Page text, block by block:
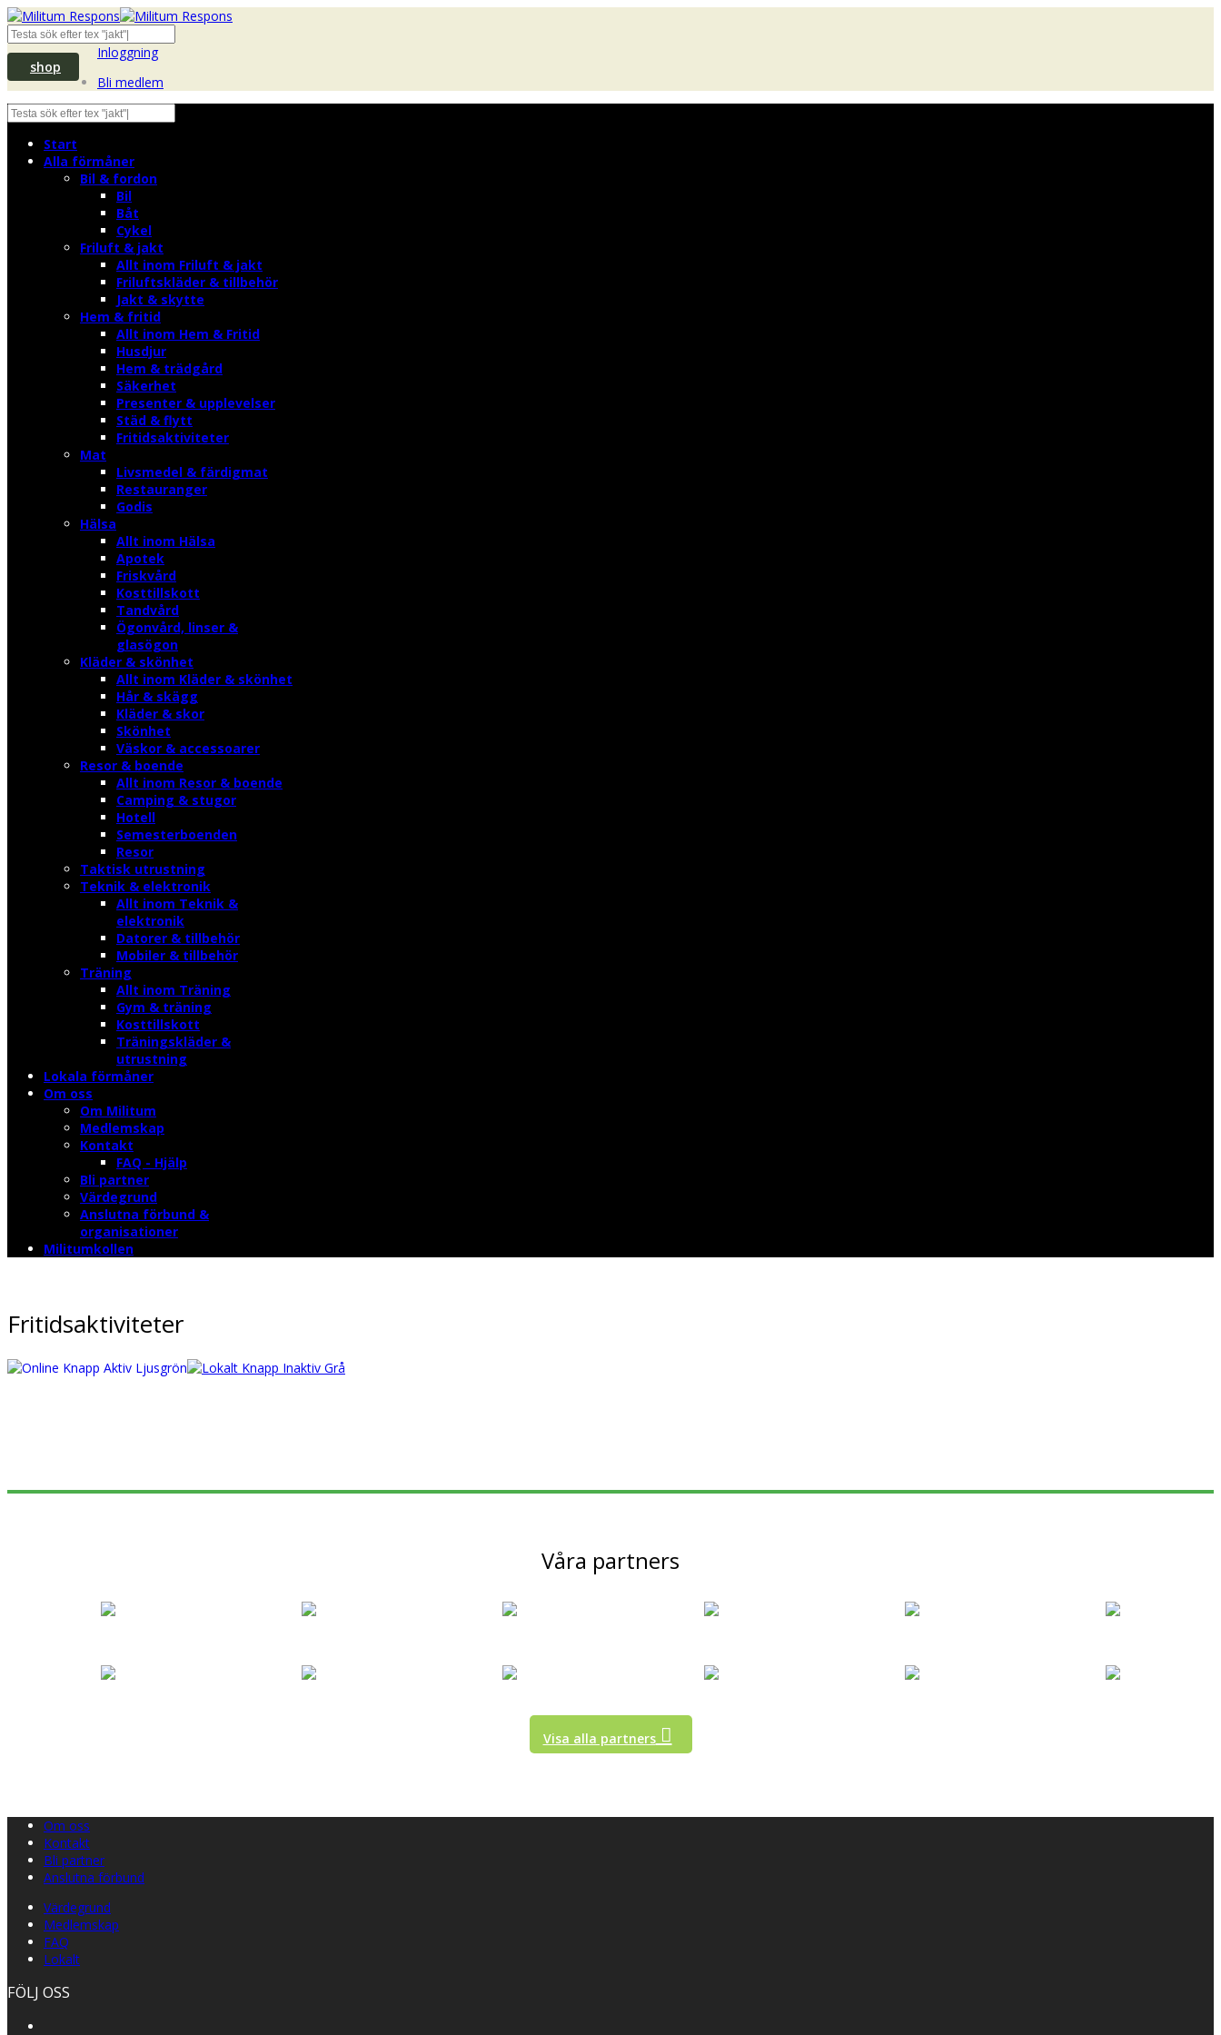
shop
Inloggning
Bli medlem
Start
Alla förmåner
Bil & fordon
Bil
Båt
Cykel
Friluft & jakt
Allt inom Friluft & jakt
Friluftskläder & tillbehör
Jakt & skytte
Hem & fritid
Allt inom Hem & Fritid
Husdjur
Hem & trädgård
Säkerhet
Presenter & upplevelser
Städ & flytt
Fritidsaktiviteter
Mat
Livsmedel & färdigmat
Restauranger
Godis
Hälsa
Allt inom Hälsa
Apotek
Friskvård
Kosttillskott
Tandvård
Ögonvård, linser &
glasögon
Kläder & skönhet
Allt inom Kläder & skönhet
Hår & skägg
Kläder & skor
Skönhet
Väskor & accessoarer
Resor & boende
Allt inom Resor & boende
Camping & stugor
Hotell
Semesterboenden
Resor
Taktisk utrustning
Teknik & elektronik
Allt inom Teknik &
elektronik
Datorer & tillbehör
Mobiler & tillbehör
Träning
Allt inom Träning
Gym & träning
Kosttillskott
Träningskläder &
utrustning
Lokala förmåner
Om oss
Om Militum
Medlemskap
Kontakt
FAQ - Hjälp
Bli partner
Värdegrund
Anslutna förbund &
organisationer
Militumkollen
Fritidsaktiviteter
Våra partners
Visa alla partners
Om oss
Kontakt
Bli partner
Anslutna förbund
Värdegrund
Medlemskap
FAQ
Lokalt
FÖLJ OSS